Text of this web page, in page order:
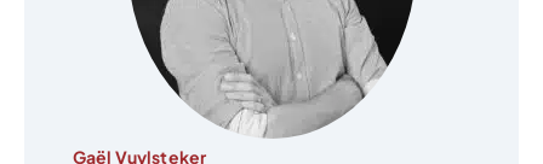
Gaël Vuylsteker